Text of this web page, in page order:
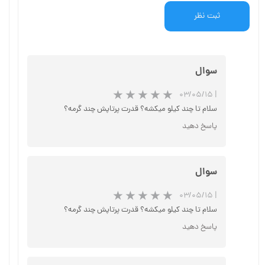
★
ثبت نظر
سوال
| ۰۳/۰۵/۱۵
سلام تا چند کیلو میکشه؟ قدرت پرتاپش چند گرمه؟
پاسخ دهید
سوال
| ۰۳/۰۵/۱۵
سلام تا چند کیلو میکشه؟ قدرت پرتاپش چند گرمه؟
پاسخ دهید